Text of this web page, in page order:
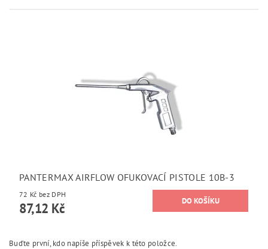
PANTERMAX AIRFLOW OFUKOVACÍ PISTOLE 10B-3
72 Kč bez DPH
87,12 Kč
Buďte první, kdo napíše příspěvek k této položce.